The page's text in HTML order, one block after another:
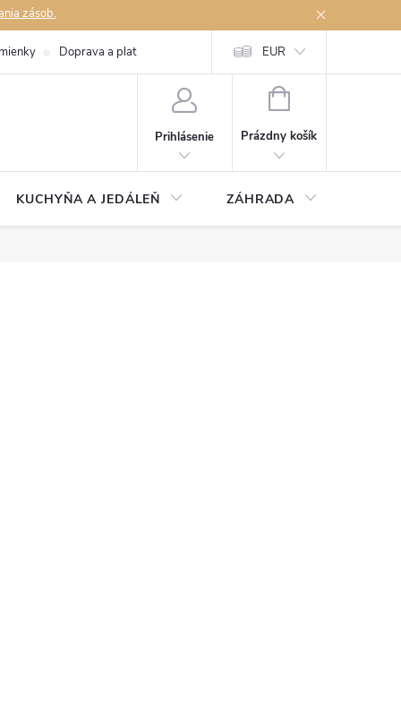
zásob.
Doprava a platby Podmienky ochrany osobných údajov
EUR
Prihlásenie
NÁKUPNÝ
Prázdny košík
KUCHYŇA A JEDÁLEŇ ZÁHRADA